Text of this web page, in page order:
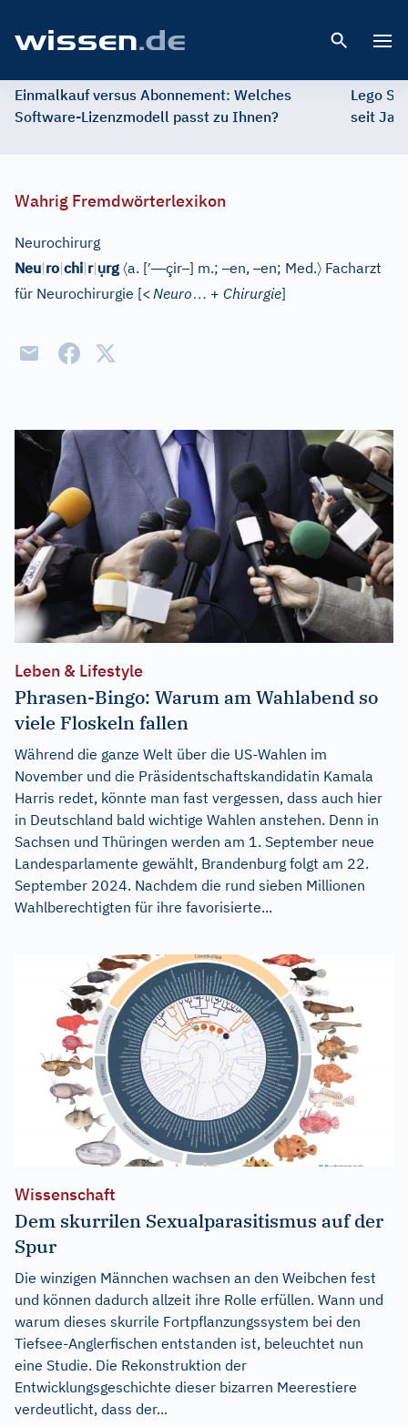
Einmalkauf versus Abonnement: Welches
Software-Lizenzmodell passt zu Ihnen?
Lego
seit
Wahrig Fremdwörterlexikon
Neurochirurg
Neu|ro|chi|r|ụrg 〈a. [′––çir–] m.;–en,–en; Med.〉 Facharzt
für Neurochirurgie [<Neuro… + Chirurgie]
Leben & Lifestyle
Phrasen-Bingo: Warum am Wahlabend so
viele Floskeln fallen
Während die ganze Welt über die US-Wahlen im
November und die Präsidentschaftskandidatin Kamala
Harris redet, könnte man fast vergessen, dass auch hier
in Deutschland bald wichtige Wahlen anstehen. Denn in
Sachsen und Thüringen werden am 1. September neue
Landesparlamente gewählt, Brandenburg folgt am 22.
September 2024. Nachdem die rund sieben Millionen
Wahlberechtigten für ihre favorisierte...
Wissenschaft
Dem skurrilen Sexualparasitismus auf der
Spur
Die winzigen Männchen wachsen an den Weibchen fest
und können dadurch allzeit ihre Rolle erfüllen. Wann und
warum dieses skurrile Fortpflanzungssystem bei den
Tiefsee-Anglerfischen entstanden ist, beleuchtet nun
eine Studie. Die Rekonstruktion der
Entwicklungsgeschichte dieser bizarren Meerestiere
verdeutlicht, dass der...